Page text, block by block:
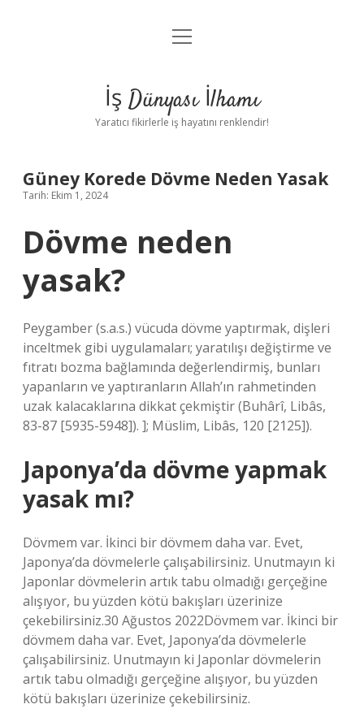
Anasayfa
Yasal Uyarı
menüyü
İş Dünyası İlhamı
Yaratıcı fikirlerle iş hayatını renklendir!
Güney Korede Dövme Neden Yasak
Tarih: Ekim 1, 2024
Dövme neden
yasak?
Peygamber (s.a.s.) vücuda dövme yaptırmak, dişleri
inceltmek gibi uygulamaları; yaratılışı değiştirme ve
fıtratı bozma bağlamında değerlendirmiş, bunları
yapanların ve yaptıranların Allah’ın rahmetinden
uzak kalacaklarına dikkat çekmiştir (Buhârî, Libâs,
83-87 [5935-5948]). ]; Müslim, Libâs, 120 [2125]).
Japonya’da dövme yapmak
yasak mı?
Dövmem var. İkinci bir dövmem daha var. Evet,
Japonya’da dövmelerle çalışabilirsiniz. Unutmayın ki
Japonlar dövmelerin artık tabu olmadığı gerçeğine
alışıyor, bu yüzden kötü bakışları üzerinize
çekebilirsiniz.30 Ağustos 2022Dövmem var. İkinci bir
dövmem daha var. Evet, Japonya’da dövmelerle
çalışabilirsiniz. Unutmayın ki Japonlar dövmelerin
artık tabu olmadığı gerçeğine alışıyor, bu yüzden
kötü bakışları üzerinize çekebilirsiniz.